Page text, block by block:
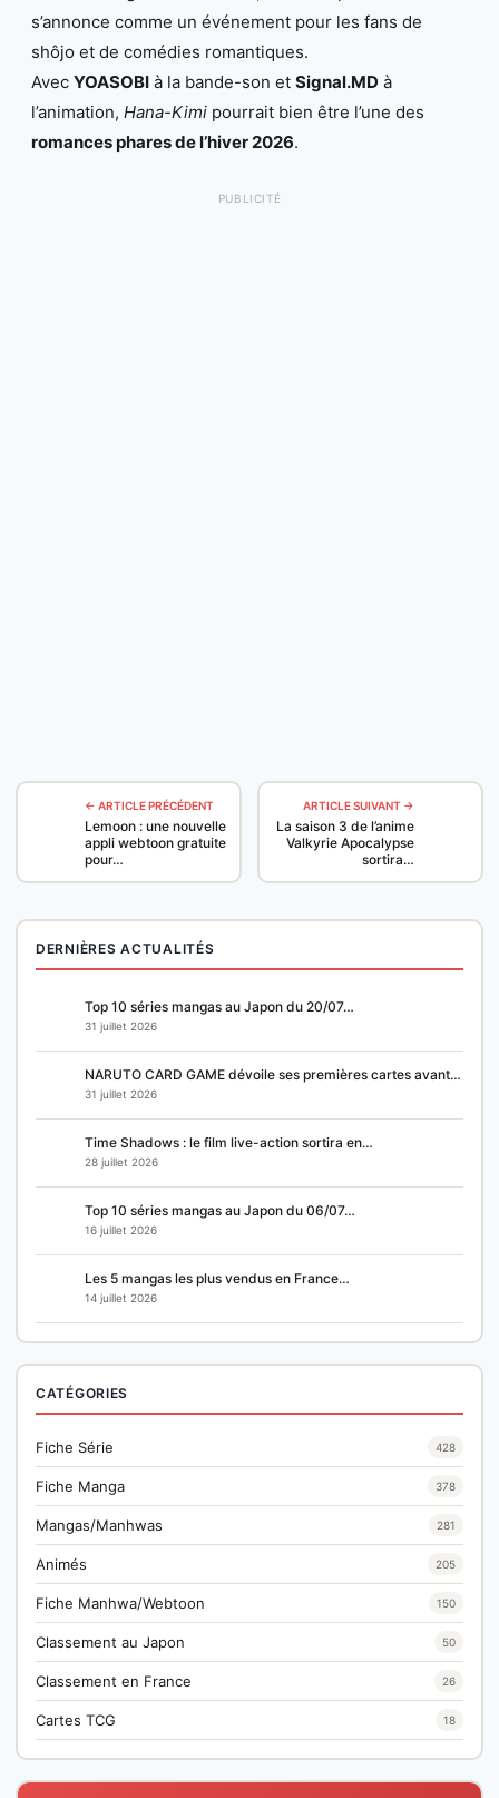
s’annonce comme un événement pour les fans de
shôjo et de comédies romantiques.
Avec YOASOBI à la bande-son et Signal.MD à
l’animation, Hana-Kimi pourrait bien être l’une des
romances phares de l’hiver 2026.
PUBLICITÉ
← ARTICLE PRÉCÉDENT
Lemoon : une nouvelle
appli webtoon gratuite
pour…
ARTICLE SUIVANT →
La saison 3 de l’anime
Valkyrie Apocalypse
sortira…
DERNIÈRES ACTUALITÉS
Top 10 séries mangas au Japon du 20/07…
31 juillet 2026
NARUTO CARD GAME dévoile ses premières cartes avant…
31 juillet 2026
Time Shadows : le film live-action sortira en…
28 juillet 2026
Top 10 séries mangas au Japon du 06/07…
16 juillet 2026
Les 5 mangas les plus vendus en France…
14 juillet 2026
CATÉGORIES
Fiche Série 428
Fiche Manga 378
Mangas/Manhwas 281
Animés 205
Fiche Manhwa/Webtoon 150
Classement au Japon 50
Classement en France 26
Cartes TCG 18